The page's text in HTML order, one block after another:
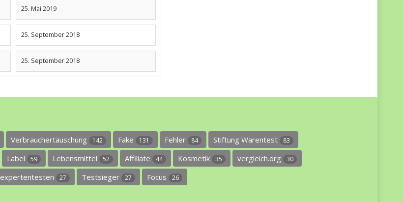
25. Mai 2019
25. September 2018
25. September 2018
Verbrauchertäuschung 142 Fake 131 Fehler 84 Stiftung Warentest 83
Label 59 Lebensmittel 52 Affiliate 44 Kosmetik 35 vergleich.org 30
expertentesten 27 Testsieger 27 Focus 26